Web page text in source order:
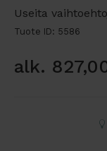
Useita
Tuote ID: 5586
alk.